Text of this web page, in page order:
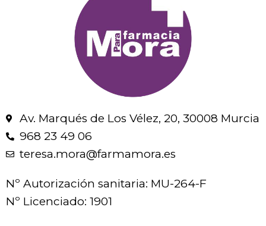
Av. Marqués de Los Vélez, 20, 30008 Murcia
968 23 49 06
teresa.mora@farmamora.es
Nº Autorización sanitaria: MU-264-F
Nº Licenciado: 1901